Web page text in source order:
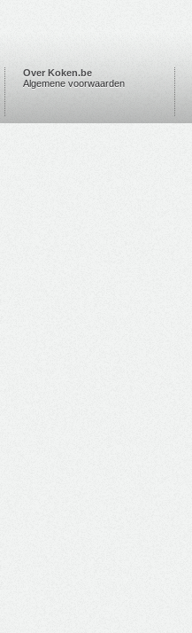
Over Koken.be
Algemene voorwaarden